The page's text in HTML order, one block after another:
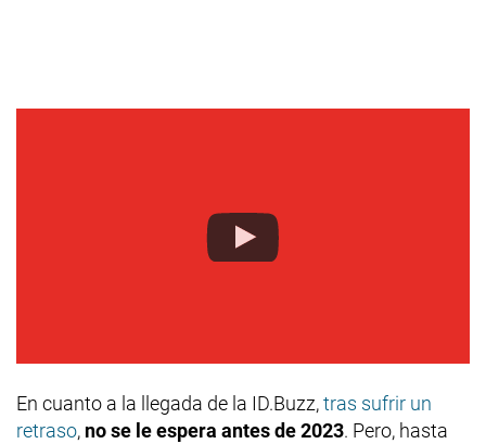
En cuanto a la llegada de la ID.Buzz,tras sufrir un
retraso, no se le espera antes de 2023. Pero, hasta